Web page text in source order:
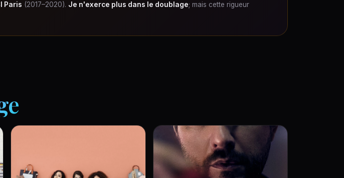
Paris (2017–2020). Je n'exerce plus dans le doublage; mais cette rigueur